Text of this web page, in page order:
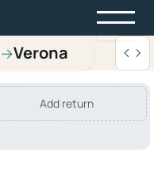
→Verona
Add return